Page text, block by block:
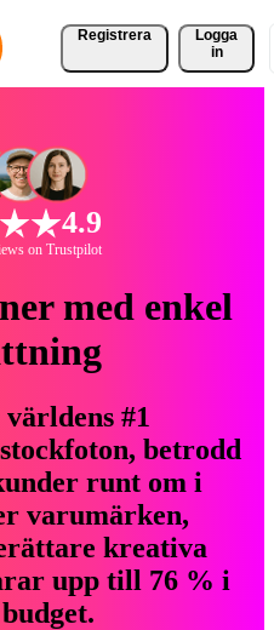
Registrera
Logga
in
4.9
on Trustpilot
med enkel
#1
betrodd
runt om i
varumärken,
kreativa
upp till 76 % i